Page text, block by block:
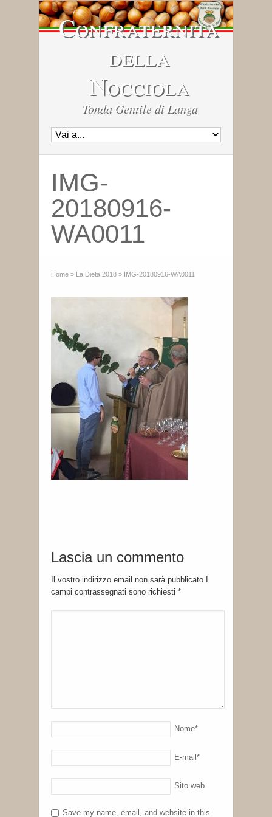
Confraternita
della
Nocciola
Tonda Gentile di Langa
IMG-
20180916-
WA0011
Home » La Dieta 2018 » IMG-20180916-WA0011
Lascia un commento
Il vostro indirizzo email non sarà pubblicato I
campi contrassegnati sono richiesti *
Nome*
E-mail *
Sito web
Save my name, email, and website in this